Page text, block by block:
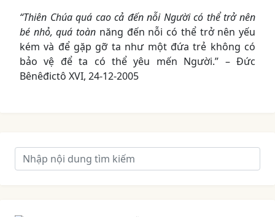
“Thiên Chúa quá cao cả đến nỗi Người có thể trở nên
bé nhỏ, quá toàn năng đến nỗi có thể trở nên yếu
kém và để gặp gỡ ta như một đứa trẻ không có
bảo vệ để ta có thể yêu mến Người.” – Đức
Bênêđictô XVI, 24-12-2005